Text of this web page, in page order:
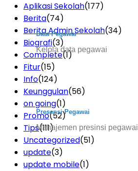
Data Pegawai
Kelola data pegawai
Presensi Pegawai
Manajemen presinsi pegawai
Aplikasi Sekolah(177)
Berita(74)
Berita Admin Sekolah(34)
Biografi(3)
Complete(1)
Fitur(15)
Info(124)
Keunggulan(56)
on going(1)
Promo(52)
Tips(111)
Uncategorized(51)
update(3)
update mobile(1)